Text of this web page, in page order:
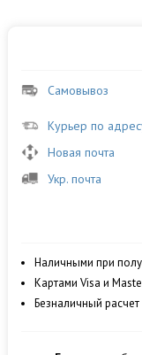
Самовывоз
Курьер по
Новая почта
Укр. почта
Наличными при
Картами Visa и
Безналичный расчет